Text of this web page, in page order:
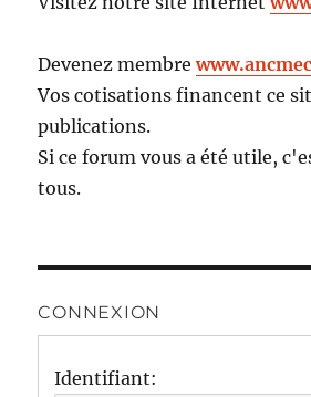
Devenez membre
Vos cotisations financent ce
publications.
Si ce forum vous a été utile,
tous.
CONNEXION
Identifiant: